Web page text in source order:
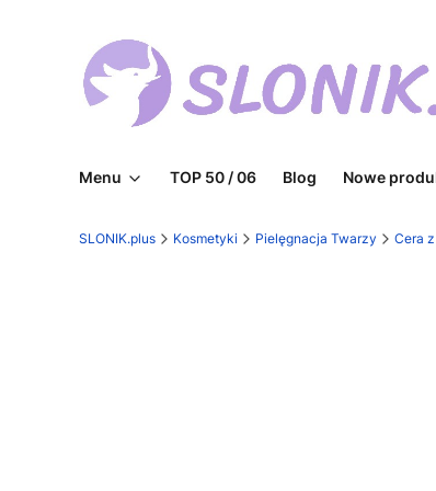
Menu TOP 50 / 06 Blog Nowe
SLONIK.plus Kosmetyki Pielęgnacja Twarzy Cera